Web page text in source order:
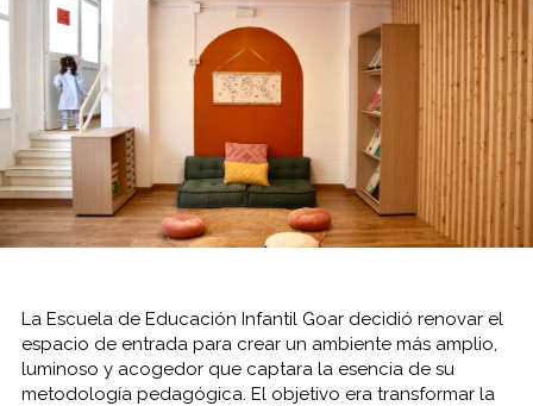
La Escuela de Educación Infantil Goar decidió renovar el
espacio de entrada para crear un ambiente más amplio,
luminoso y acogedor que captara la esencia de su
metodología pedagógica. El objetivo era transformar la